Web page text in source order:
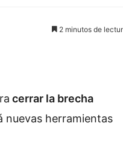
2 minutos de
cerrar la brecha
nuevas herramientas